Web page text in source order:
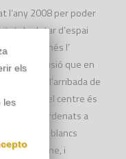
l’any 2008 per poder
de dotar d’espai
l’
la previsió que en
Amb l’arribada de
Per tant el centre és
ordenats a
metàl·lics blancs
uniforme, i
els
les